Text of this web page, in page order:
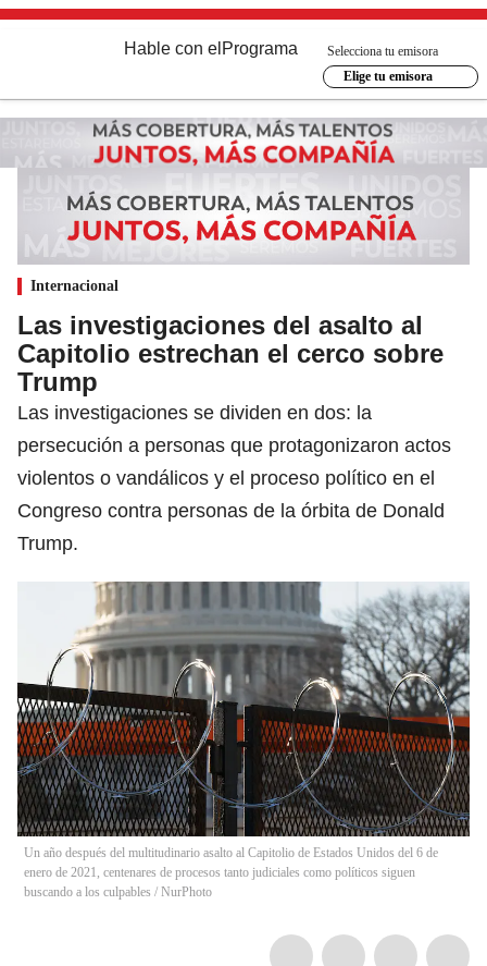
Hable con el Programa
Selecciona tu emisora
Elige tu emisora
Internacional
Las investigaciones del asalto al
Capitolio estrechan el cerco sobre
Trump
Las investigaciones se dividen en dos: la
persecución a personas que protagonizaron actos
violentos o vandálicos y el proceso político en el
Congreso contra personas de la órbita de Donald
Trump.
Un año después del multitudinario asalto al Capitolio de Estados Unidos del 6 de
enero de 2021, centenares de procesos tanto judiciales como políticos siguen
buscando a los culpables / NurPhoto